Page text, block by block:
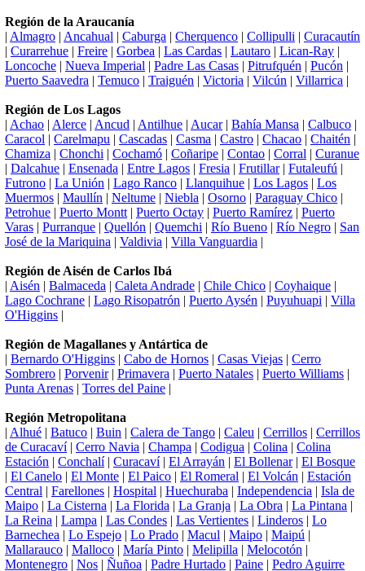
Región de la Araucanía
| Almagro | Ancahual | Caburga | Cherquenco | Collipulli | Curacautín
| Curarrehue | Freire | Gorbea | Las Cardas | Lautaro | Lican-Ray |
Loncoche | Nueva Imperial | Padre Las Casas | Pitrufquén | Pucón |
Puerto Saavedra | Temuco | Traiguén | Victoria | Vilcún | Villarrica |
Región de Los Lagos
| Achao | Alerce | Ancud | Antilhue | Aucar| Bahía Mansa | Calbuco |
Caracol | Carelmapu | Cascadas | Casma | Castro | Chacao | Chaitén |
Chamiza | Chonchi | Cochamó | Coñaripe | Contao | Corral | Curanue
| Dalcahue | Ensenada | Entre Lagos | Fresia | Frutillar| Futaleufú |
Futrono | La Unión | Lago Ranco | Llanquihue | Los Lagos | Los
Muermos | Maullín | Neltume | Niebla | Osorno | Paraguay Chico |
Petrohue | Puerto Montt | Puerto Octay | Puerto Ramírez | Puerto
Varas | Purranque | Quellón | Quemchi | Río Bueno | Río Negro | San
José de la Mariquina | Valdivia | Villa Vanguardia |
Región de Aisén de Carlos Ibá
| Aisén | Balmaceda | Caleta Andrade | Chile Chico | Coyhaique |
Lago Cochrane | Lago Risopatrón | Puerto Aysén | Puyuhuapi | Villa
O'Higgins |
Región de Magallanes y Antártica de
| Bernardo O'Higgins | Cabo de Hornos | Casas Viejas | Cerro
Sombrero | Porvenir| Primavera | Puerto Natales | Puerto Williams |
Punta Arenas | Torres del Paine |
Región Metropolitana
| Alhué | Batuco | Buin | Calera de Tango | Caleu | Cerrillos | Cerrillos
de Curacaví| Cerro Navia | Champa | Codigua | Colina | Colina
Estación | Conchalí| Curacaví| El Arrayán | El Bollenar| El Bosque
| El Canelo | El Monte | El Paico | El Romeral | El Volcán | Estación
Central | Farellones | Hospital | Huechuraba | Independencia | Isla de
Maipo | La Cisterna | La Florida | La Granja | La Obra | La Pintana |
La Reina | Lampa | Las Condes | Las Vertientes | Linderos | Lo
Barnechea | Lo Espejo | Lo Prado | Macul | Maipo | Maipú |
Mallarauco | Malloco | María Pinto | Melipilla | Melocotón |
Montenegro | Nos | Ñuñoa | Padre Hurtado | Paine | Pedro Aguirre